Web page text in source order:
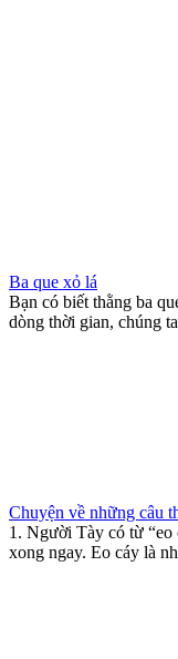
Ba que xỏ lá
Bạn có biết thằng ba
dòng thời gian, chúng
Chuyện về những câu
1. Người Tày có từ “eo
xong ngay. Eo cáy là